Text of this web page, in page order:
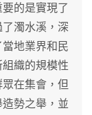
的是實現了
濁水溪，深
地業界和民
織的規模性
在集會，但
勢之舉，並